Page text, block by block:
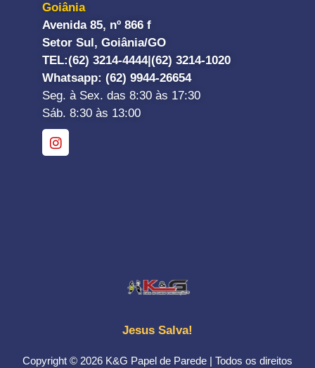
Goiânia
Avenida 85, nº 866 f
Setor Sul, Goiânia/GO
TEL:(62) 3214-4444| (62) 3214-1020
Whatsapp: (62) 9944-26654
Seg. à Sex. das 8:30 às 17:30
Sáb. 8:30 às 13:00
Jesus Salva!
Copyright © 2026 K&G Papel de Parede | Todos os direitos